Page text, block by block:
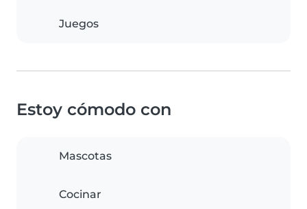
Juegos
Estoy cómodo con
Mascotas
Cocinar